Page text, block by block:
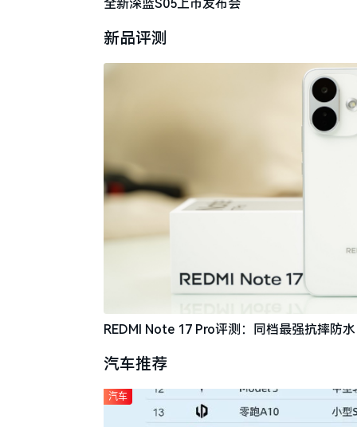
全新深蓝S05上市发布会
新品评测
REDMI Note 17 Pro评测：同档最强抗摔防
汽车推荐
汽车